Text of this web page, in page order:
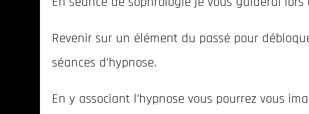
Revenir sur un élément du passé pour
séances d’hypnose.
En y associant l’hypnose vous pourrez vous